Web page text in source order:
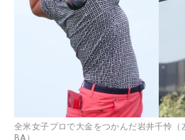
全米女子プロで大金をつかんだ岩井千怜（
BA）